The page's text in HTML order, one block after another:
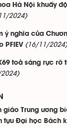
Hà Nội khuấy
2024)
ý nghĩa của
PFIEV (16/11/2024)
K69 toả sáng rực
giáo Trung ương
tựu Đại học Bách